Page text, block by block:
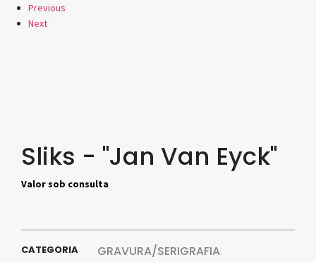
Previous
Next
Sliks - "Jan Van Eyck"
Valor sob consulta
CATEGORIA GRAVURA/SERIGRAFIA